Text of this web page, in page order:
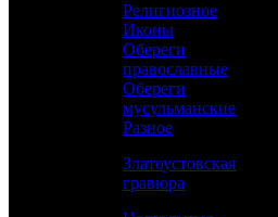
Сравнить товар
Рассчитать доставку СДЭК
РАССЧИТАТЬ
Религиозное
Иконы
Обереги
православные
Обереги
мусульманские
Разное
Златоустовская
гравюра